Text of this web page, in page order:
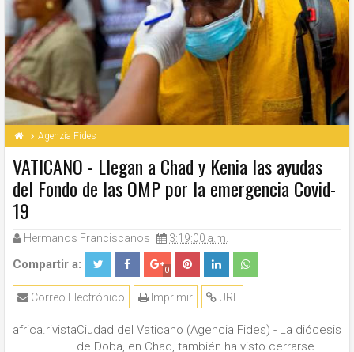
Agenzia Fides
VATICANO - Llegan a Chad y Kenia las ayudas
del Fondo de las OMP por la emergencia Covid-
19
Hermanos Franciscanos 3:19:00 a.m.
Compartir a: 0
URL
Imprimir
Correo Electrónico
africa.rivistaCiudad del Vaticano (Agencia Fides) - La diócesis
de Doba, en Chad, también ha visto cerrarse